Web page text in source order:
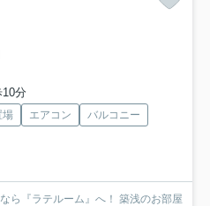
分
場 エアコン
バルコニー
ら『ラテルーム』へ！ 築浅のお部屋